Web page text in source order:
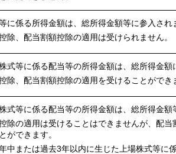
に係る所得金額は、総所得金額等に参入され
除、配当割額控除の適用は受けられません。
株式等に係る配当等の所得金額は、総所得金額
除、配当割額控除の適用を受けることができ
株式等に係る配当等の所得金額は、総所得金額
除の適用は受けることはできませんが、配当
ができます。
中または過去3年以内に生じた上場株式等に